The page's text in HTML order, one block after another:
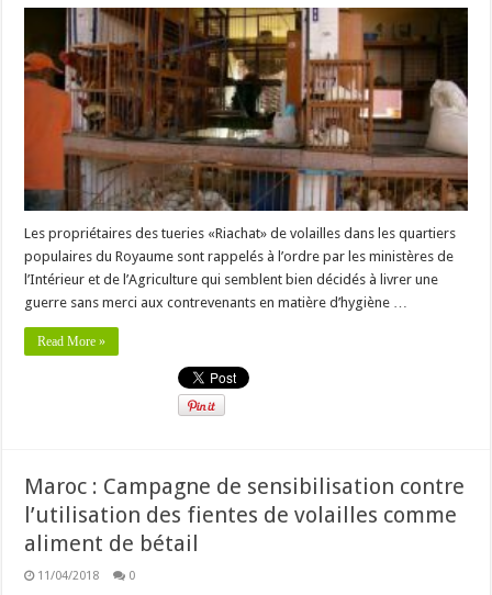
Les propriétaires des tueries «Riachat» de volailles dans les quartiers
populaires du Royaume sont rappelés à l’ordre par les ministères de
l’Intérieur et de l’Agriculture qui semblent bien décidés à livrer une
guerre sans merci aux contrevenants en matière d’hygiène …
Read More »
Maroc : Campagne de sensibilisation contre
l’utilisation des fientes de volailles comme
aliment de bétail
11/04/2018 0